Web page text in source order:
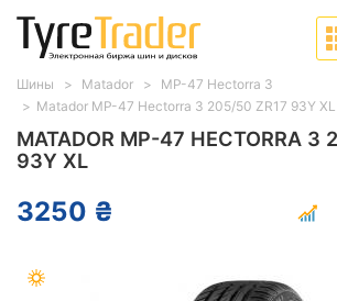
MATADOR MP-47 HECTORRA 3
93Y XL
3250 ₴
Шины Matador
MP-47 Hectorra 3
Matador MP-47 Hectorra 3 205/50 ZR17 93Y XL